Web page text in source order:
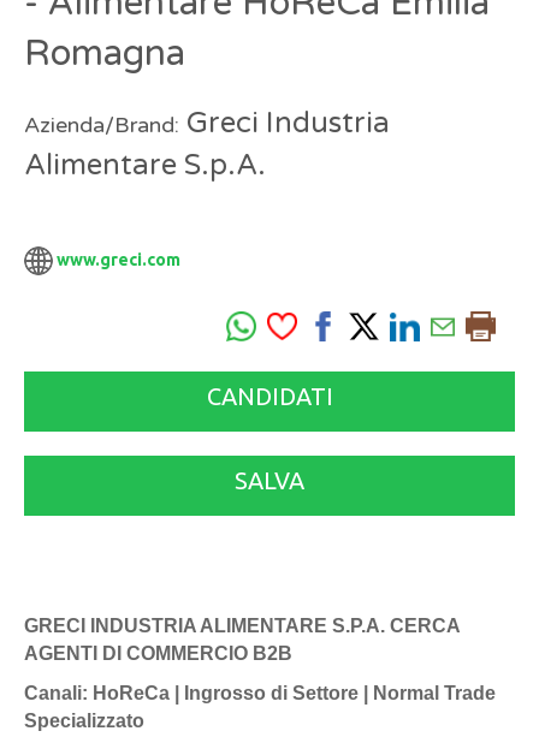
Romagna
Azienda/Brand: Greci Industria
Alimentare S.p.A.
www.greci.com
CANDIDATI
SALVA
GRECI INDUSTRIA ALIMENTARE S.P.A. CERCA
AGENTI DI COMMERCIO B2B
Canali: HoReCa | Ingrosso di Settore | Normal Trade
Specializzato